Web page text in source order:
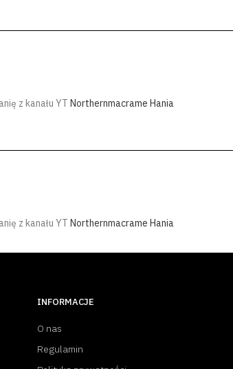
z kanału YT Northernmacrame Hania
z kanału YT Northernmacrame Hania
INFORMACJE
O nas
Regulamin